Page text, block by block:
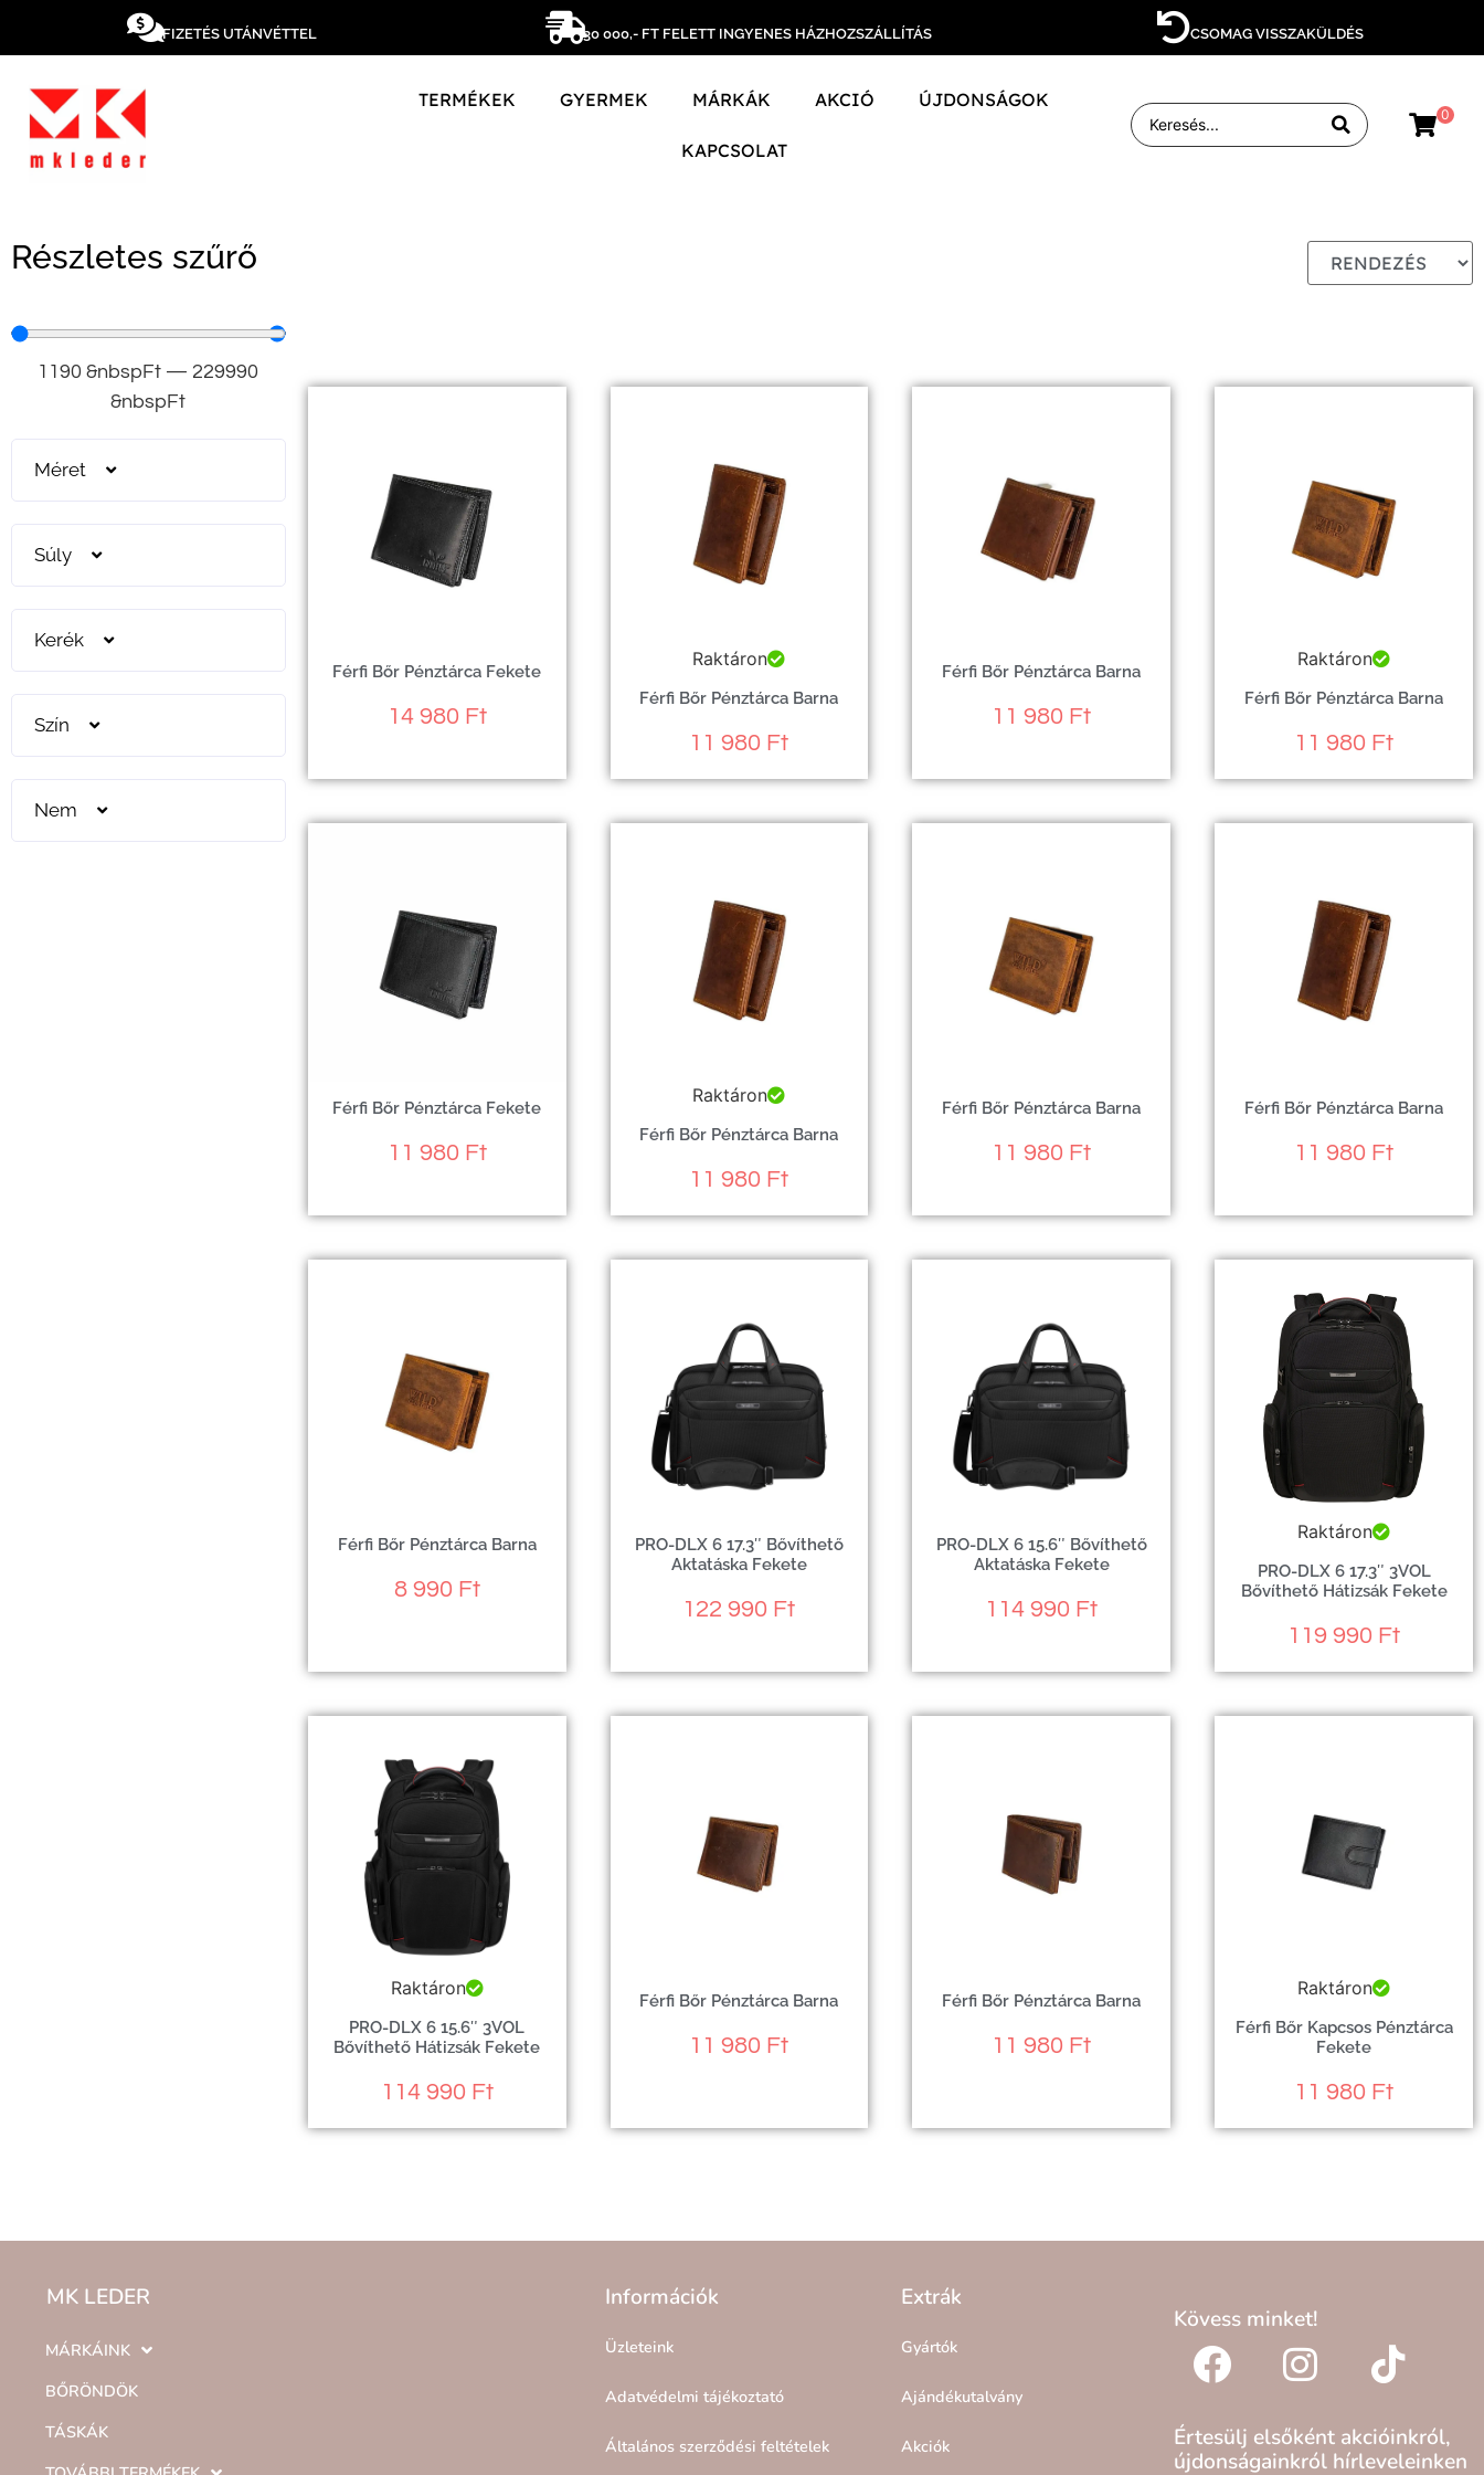
FIZETÉS UTÁNVÉTTEL 30 000,- FT FELETT INGYENES HÁZHOZSZÁLLÍTÁS CSOMAG VISSZAKÜLDÉS
TERMÉKEK GYERMEK MÁRKÁK AKCIÓ ÚJDONSÁGOK
KAPCSOLAT
0
Részletes szűrő
1190&nbspFt — 229990
&nbspFt
Méret
Súly
Kerék
Szín
Nem
Férfi Bőr Pénztárca Fekete
14 980 Ft
Raktáron
Férfi Bőr Pénztárca Barna
11 980 Ft
Férfi Bőr Pénztárca Barna
11 980 Ft
Raktáron
Férfi Bőr Pénztárca Barna
11 980 Ft
Férfi Bőr Pénztárca Fekete
11 980 Ft
Raktáron
Férfi Bőr Pénztárca Barna
11 980 Ft
Férfi Bőr Pénztárca Barna
11 980 Ft
Férfi Bőr Pénztárca Barna
11 980 Ft
Férfi Bőr Pénztárca Barna
8 990 Ft
PRO-DLX 6 17.3″ Bővíthető
Aktatáska Fekete
122 990 Ft
PRO-DLX 6 15.6″ Bővíthető
Aktatáska Fekete
114 990 Ft
Raktáron
PRO-DLX 6 17.3″ 3VOL
Bővíthető Hátizsák Fekete
119 990 Ft
Raktáron
PRO-DLX 6 15.6″ 3VOL
Bővíthető Hátizsák Fekete
114 990 Ft
Férfi Bőr Pénztárca Barna
11 980 Ft
Férfi Bőr Pénztárca Barna
11 980 Ft
Raktáron
Férfi Bőr Kapcsos Pénztárca
Fekete
11 980 Ft
MK LEDER
MÁRKÁINK
BŐRÖNDÖK
TÁSKÁK
Információk
Üzleteink
Adatvédelmi tájékoztató
Általános szerződési feltételek
Extrák
Gyártók
Ajándékutalvány
Akciók
Kövess minket!
Értesülj elsőként akcióinkról,
újdonságainkról hírleveleinken